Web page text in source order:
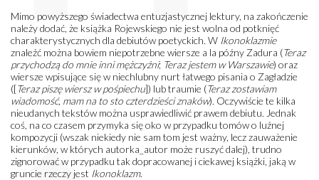
Mimo powyższego świadectwa entuzjastycznej lektury, na zakończenie
należy dodać, że książka Rojewskiego nie jest wolna od potknięć
charakterystycznych dla debiutów poetyckich. W Ikonoklazmie
znaleźć można bowiem niepotrzebne wiersze a la późny Zadura (Teraz
przychodzą do mnie inni mężczyźni; Teraz jestem w Warszawie) oraz
wiersze wpisujące się w niechlubny nurt łatwego pisania o Zagładzie
([Teraz piszę wiersz w pośpiechu]) lub traumie (Teraz zostawiam
wiadomość, mam na to sto czterdzieści znaków). Oczywiście te kilka
nieudanych tekstów można usprawiedliwić prawem debiutu. Jednak
coś, na co czasem przymyka się oko w przypadku tomów o luźnej
kompozycji (wszak niekiedy nie sam tom jest ważny, lecz zauważenie
kierunków, w których autorka_autor może ruszyć dalej), trudno
zignorować w przypadku tak dopracowanej i ciekawej książki, jaką w
gruncie rzeczy jest Ikonoklazm.